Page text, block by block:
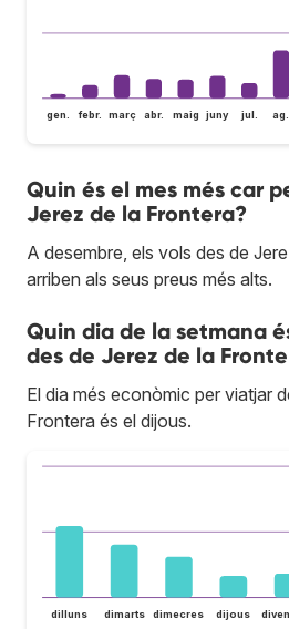
gen. febr. març abr. maig juny jul. ag.
Quin és el mes més car
Jerez de la Frontera?
A desembre, els vols des de
arriben als seus preus més alts.
Quin dia de la setmana
des de Jerez de la
El dia més econòmic per viatjar
Frontera és el dijous.
dilluns dimarts dimecres dijous